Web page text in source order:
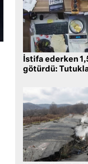
İstifa ederken
götürdü: